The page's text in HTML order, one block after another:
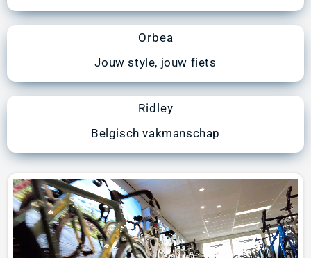
Orbea
Jouw style, jouw fiets
Ridley
Belgisch vakmanschap